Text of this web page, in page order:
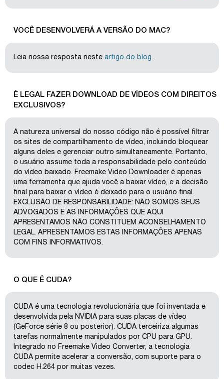
VOCÊ DESENVOLVERÁ A VERSÃO DO MAC?
Leia nossa resposta nesteartigo do blog.
É LEGAL FAZER DOWNLOAD DE VÍDEOS COM DIREITOS
EXCLUSIVOS?
A natureza universal do nosso código não é possível filtrar
os sites de compartilhamento de vídeo, incluindo bloquear
alguns deles e gerenciar outro simultaneamente. Portanto,
o usuário assume toda a responsabilidade pelo conteúdo
do vídeo baixado. Freemake Video Downloader é apenas
uma ferramenta que ajuda você a baixar vídeo, e a decisão
final para baixar o vídeo é deixado para o usuário final.
EXCLUSÃO DE RESPONSABILIDADE: NÃO SOMOS SEUS
ADVOGADOS E AS INFORMAÇÕES QUE AQUI
APRESENTAMOS NÃO CONSTITUEM ACONSELHAMENTO
LEGAL. APRESENTAMOS ESTAS INFORMAÇÕES APENAS
COM FINS INFORMATIVOS.
O QUE É CUDA?
CUDA é uma tecnologia revolucionária que foi inventada e
desenvolvida pela NVIDIA para suas placas de vídeo
(GeForce série 8 ou posterior). CUDA terceiriza algumas
tarefas normalmente manipulados por CPU para GPU.
Integrado no Freemake Video Converter, a tecnologia
CUDA permite acelerar a conversão, com suporte para o
codec H.264 por muitas vezes.